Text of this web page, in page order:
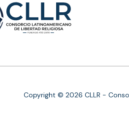
Copyright © 2026 CLLR -